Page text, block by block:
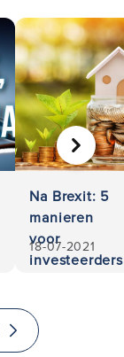
Na Brexit: 5
manieren
voor
investeerders
en emigreren
naar het
18-07-2021